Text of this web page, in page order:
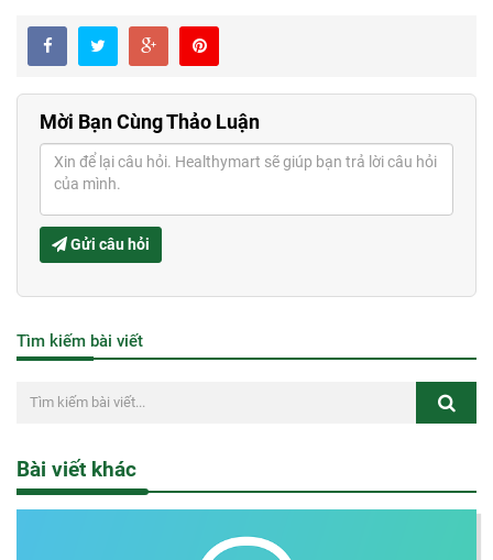
Mời Bạn Cùng Thảo Luận
Gửi câu hỏi
Tìm kiếm bài viết
Bài viết khác